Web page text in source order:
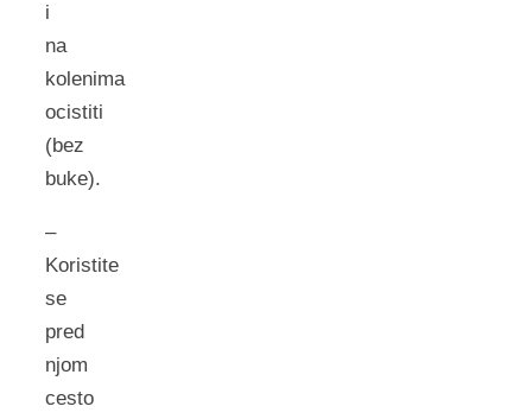
i
na
kolenima
ocistiti
(bez
buke).
–
Koristite
se
pred
njom
cesto